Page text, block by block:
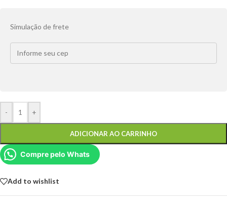
Simulação de frete
- +
ADICIONAR AO CARRINHO
Compre pelo Whats
Add to wishlist